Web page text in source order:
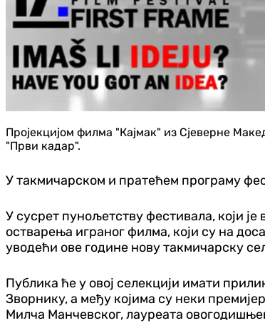
Пројекцијом филма "Кајмак" из Сјеверне
"Први кадар".
У такмичарском и пратећем програму
У сусрет пунољетству фестивала, који
остварења играног филма, који су на
уводећи ове године нову такмичарску
Публика ће у овој селекцији имати
Зворнику, а међу којима су неки
Милча Манчевског, лауреата